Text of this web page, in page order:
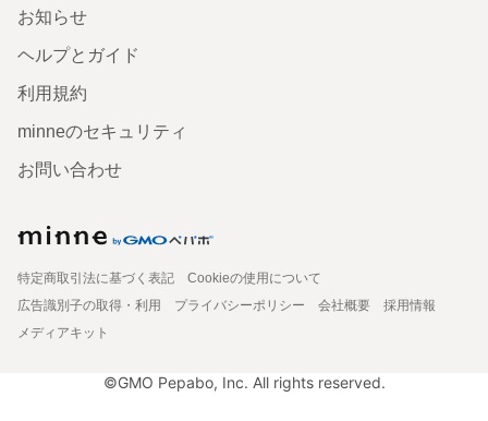
お知らせ
ヘルプとガイド
利用規約
minneのセキュリティ
お問い合わせ
特定商取引法に基づく表記
Cookieの使用について
広告識別子の取得・利用
プライバシーポリシー 会社概要
採用情報
メディアキット
©GMO Pepabo, Inc. All rights reserved.